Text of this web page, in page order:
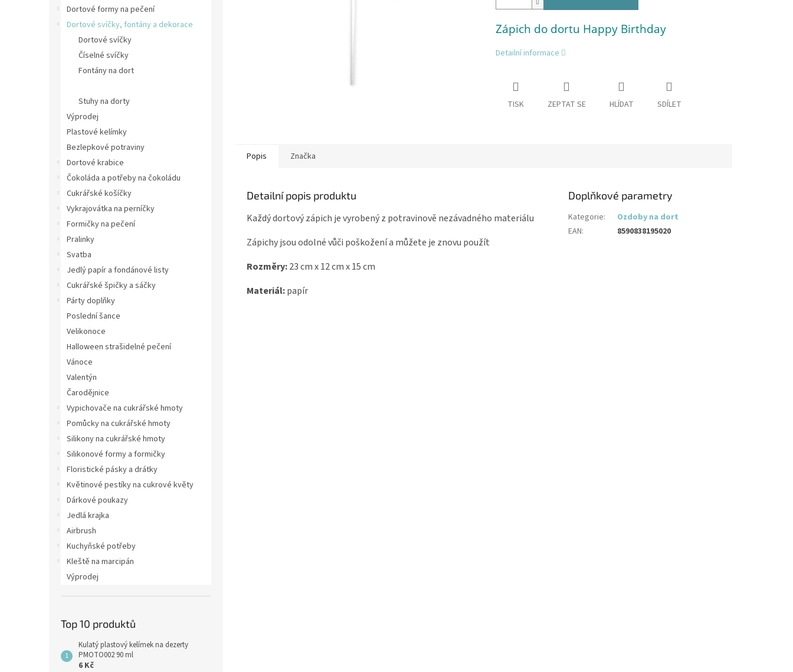
Dortové formy na pečení
Dortové svíčky, fontány a dekorace
Dortové svíčky
Číselné svíčky
Fontány na dort
Stuhy na dorty
Výprodej
Plastové kelímky
Bezlepkové potraviny
Dortové krabice
Čokoláda a potřeby na čokoládu
Cukrářské košíčky
Vykrajovátka na perníčky
Formičky na pečení
Pralinky
Svatba
Jedlý papír a fondánové listy
Cukrářské špičky a sáčky
Párty doplňky
Poslední šance
Velikonoce
Halloween strašidelné pečení
Vánoce
Valentýn
Čarodějnice
Vypichovače na cukrářské hmoty
Pomůcky na cukrářské hmoty
Silikony na cukrářské hmoty
Silikonové formy a formičky
Floristické pásky a drátky
Květinové pestíky na cukrové květy
Dárkové poukazy
Jedlá krajka
Airbrush
Kuchyňské potřeby
Kleště na marcipán
Výprodej
Top 10 produktů
Kulatý plastový kelímek na dezerty
PMOTO002 90 ml
6 Kč
Zápich do dortu Happy Birthday
Detailní informace
TISK ZEPTAT SE HLÍDAT SDÍLET
Popis Značka
Detailní popis produktu
Každý dortový zápich je vyrobený z potravinově nezávadného materiálu
Zápichy jsou odolné vůči poškožení a můžete je znovu použít
Rozměry:23 cm x 12 cm x 15 cm
Materiál:papír
Doplňkové parametry
Kategorie:
Ozdoby na dort
EAN: 8590838195020